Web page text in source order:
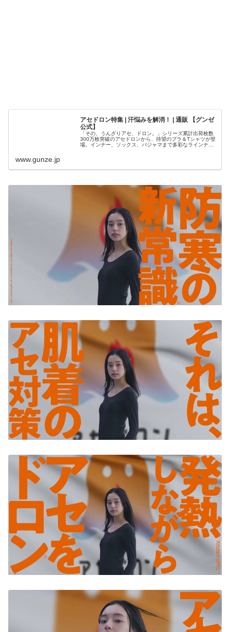
アセドロン特集 | 汗悩みを解消！ | 通販 【グンゼ
公式】
「その、うんざりアセ、ドロン。」シリーズ累計出荷枚数
300万枚突破のアセドロンから、待望のブラ＆Tシャツが登
場。インナー、ソックス、パジャマまで多彩なラインナッ
www.gunze.jp